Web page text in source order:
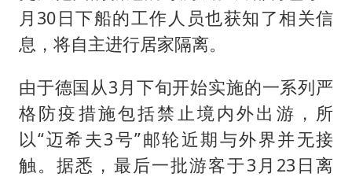
月30日下船的工作人员也获知了相关信
息，将自主进行居家隔离。
由于德国从3月下旬开始实施的一系列严
格防疫措施包括禁止境内外出游，所
以“迈希夫3号”邮轮近期与外界并无接
触。据悉，最后一批游客于3月23日离